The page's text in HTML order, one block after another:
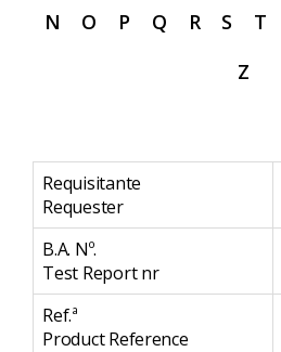
N
O P Q R S T
Z
Requisitante
Requester
B.A. Nº.
Test Report nr
Ref.ª
Product Reference